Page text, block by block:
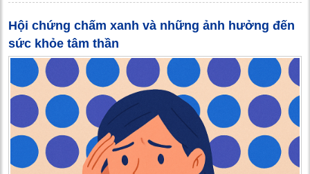
Hội chứng chấm xanh và những ảnh hưởng đến
sức khỏe tâm thần